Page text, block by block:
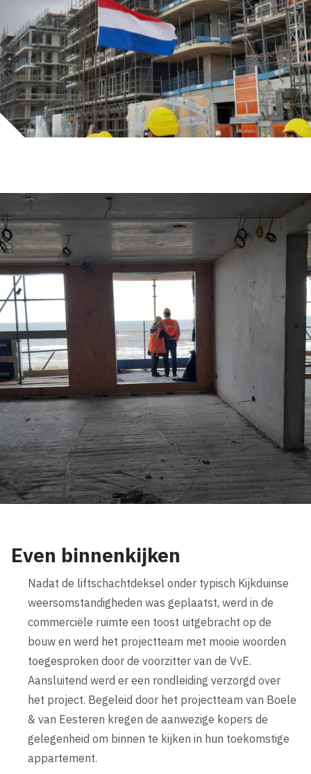
Even binnenkijken
Nadat de liftschachtdeksel onder typisch Kijkduinse
weersomstandigheden was geplaatst, werd in de
commerciële ruimte een toost uitgebracht op de
bouw en werd het projectteam met mooie woorden
toegesproken door de voorzitter van de VvE.
Aansluitend werd er een rondleiding verzorgd over
het project. Begeleid door het projectteam van Boele
& van Eesteren kregen de aanwezige kopers de
gelegenheid om binnen te kijken in hun toekomstige
appartement.